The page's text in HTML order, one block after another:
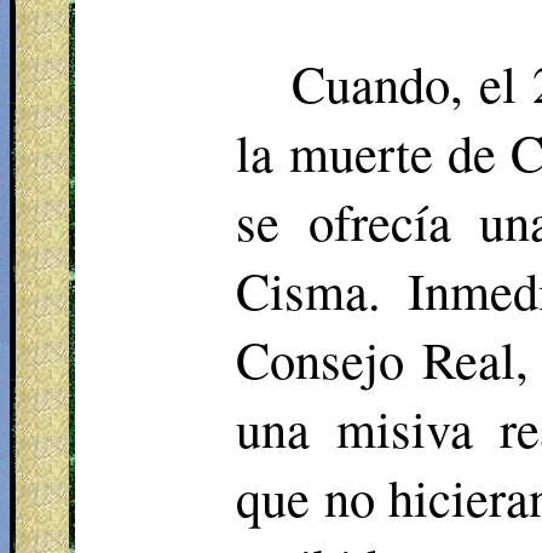
Cuando, el
la muerte de
se ofrecía
Cisma.
Consejo
una misiva
que no